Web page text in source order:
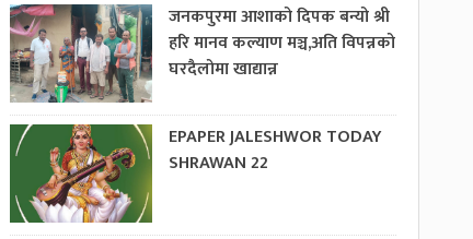
जनकपुरमा आशाको दिपक बन्यो श्री
हरि मानव कल्याण मञ्च,अति विपन्नको
घरदैलोमा खाद्यान्न
EPAPER JALESHWOR TODAY
SHRAWAN 22